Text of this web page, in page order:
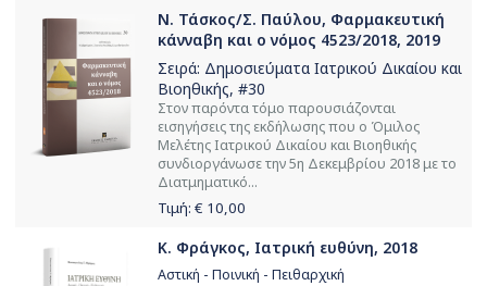
Ν. Τάσκος/Σ. Παύλου, Φαρμακευτική
κάνναβη και ο νόμος 4523/2018, 2019
Σειρά: Δημοσιεύματα Ιατρικού Δικαίου και
Βιοηθικής, #30
Στον παρόντα τόμο παρουσιάζονται
εισηγήσεις της εκδήλωσης που ο Όμιλος
Μελέτης Ιατρικού Δικαίου και Βιοηθικής
συνδιοργάνωσε την 5η Δεκεμβρίου 2018 με το
Διατμηματικό...
Τιμή: € 10,00
Κ. Φράγκος, Ιατρική ευθύνη, 2018
Αστική - Ποινική - Πειθαρχική